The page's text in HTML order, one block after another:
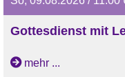
Gottesdienst mit
mehr ...